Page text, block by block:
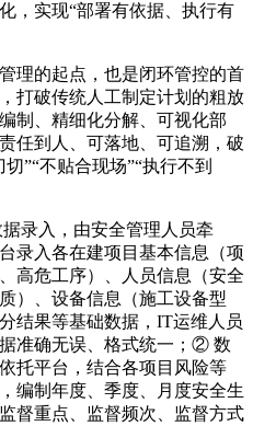
，实现“部署有依据、执行有
理的起点，也是闭环管控的首
打破传统人工制定计划的粗放
制、精细化分解、可视化部
任到人、可落地、可追溯，破
”“不贴合现场”“执行不到
录入，由安全管理人员牵
录入各在建项目基本信息（项
高危工序）、人员信息（安全
）、设备信息（施工设备型
结果等基础数据，IT运维人员
准确无误、格式统一；② 数
托平台，结合各项目风险等
编制年度、季度、月度安全生
督重点、监督频次、监督方式